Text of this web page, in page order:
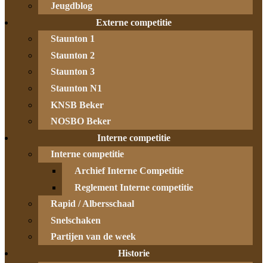
Jeugdblog
Externe competitie
Staunton 1
Staunton 2
Staunton 3
Staunton N1
KNSB Beker
NOSBO Beker
Interne competitie
Interne competitie
Archief Interne Competitie
Reglement Interne competitie
Rapid / Albersschaal
Snelschaken
Partijen van de week
Historie